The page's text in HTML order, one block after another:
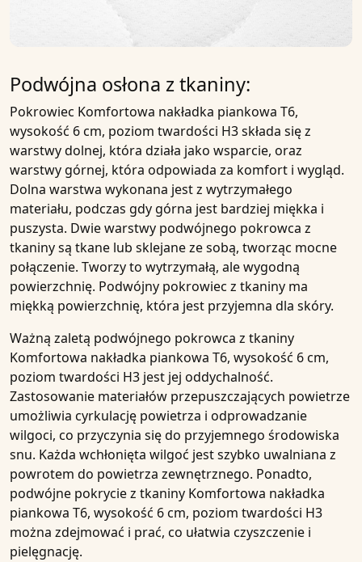
Podwójna osłona z tkaniny:
Pokrowiec Komfortowa nakładka piankowa T6,
wysokość 6 cm, poziom twardości H3składa się z
warstwy dolnej, która działa jako wsparcie, oraz
warstwy górnej, która odpowiada za komfort i wygląd.
Dolna warstwa wykonana jest z wytrzymałego
materiału, podczas gdy górna jest bardziej miękka i
puszysta. Dwie warstwy podwójnego pokrowca z
tkaniny są tkane lub sklejane ze sobą, tworząc mocne
połączenie. Tworzy to wytrzymałą, ale wygodną
powierzchnię. Podwójny pokrowiec z tkaniny ma
miękką powierzchnię, która jest przyjemna dla skóry.
Ważną zaletą podwójnego pokrowca z tkaniny
Komfortowa nakładka piankowa T6, wysokość 6 cm,
poziom twardości H3 jest jej oddychalność.
Zastosowanie materiałów przepuszczających powietrze
umożliwia cyrkulację powietrza i odprowadzanie
wilgoci, co przyczynia się do przyjemnego środowiska
snu. Każda wchłonięta wilgoć jest szybko uwalniana z
powrotem do powietrza zewnętrznego. Ponadto,
podwójne pokrycie z tkaniny Komfortowa nakładka
piankowa T6, wysokość 6 cm, poziom twardości H3
można zdejmować i prać, co ułatwia czyszczenie i
pielęgnację.